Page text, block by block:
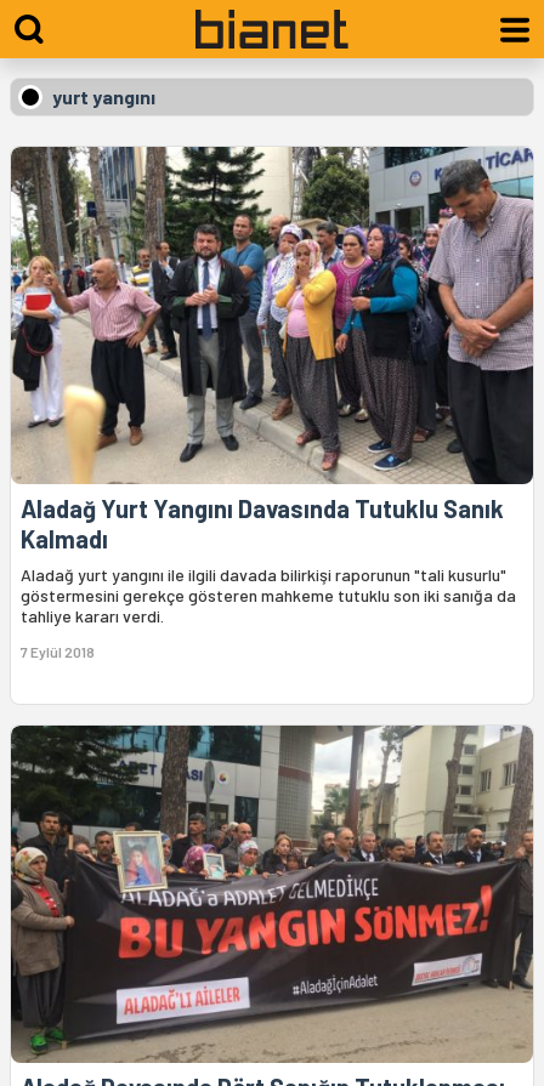
yurt yangını
Aladağ Yurt Yangını Davasında Tutuklu Sanık
Kalmadı
Aladağ yurt yangını ile ilgili davada bilirkişi raporunun "tali kusurlu"
göstermesini gerekçe gösteren mahkeme tutuklu son iki sanığa da
tahliye kararı verdi.
7 Eylül 2018